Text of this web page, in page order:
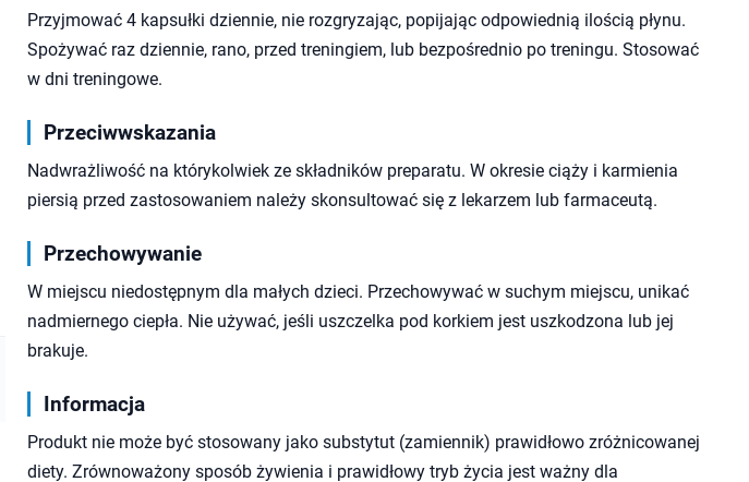
Przyjmować 4 kapsułki dziennie, nie rozgryzając, popijając odpowiednią ilością płynu.
Spożywać raz dziennie, rano, przed treningiem, lub bezpośrednio po treningu. Stosować
w dni treningowe.
Przeciwwskazania
Nadwrażliwość na którykolwiek ze składników preparatu. W okresie ciąży i karmienia
piersią przed zastosowaniem należy skonsultować się z lekarzem lub farmaceutą.
Przechowywanie
W miejscu niedostępnym dla małych dzieci. Przechowywać w suchym miejscu, unikać
nadmiernego ciepła. Nie używać, jeśli uszczelka pod korkiem jest uszkodzona lub jej
brakuje.
Informacja
Produkt nie może być stosowany jako substytut (zamiennik) prawidłowo zróżnicowanej
diety. Zrównoważony sposób żywienia i prawidłowy tryb życia jest ważny dla